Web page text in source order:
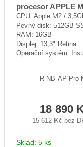
procesor APPLE
CPU: Apple M2 /
Pevný disk: 512GB
RAM: 16GB
Displej: 13,3" Retina
Operační systém:
R-NB-AP-
18 890
15 612 Kč bez
Sklad: 5 ks